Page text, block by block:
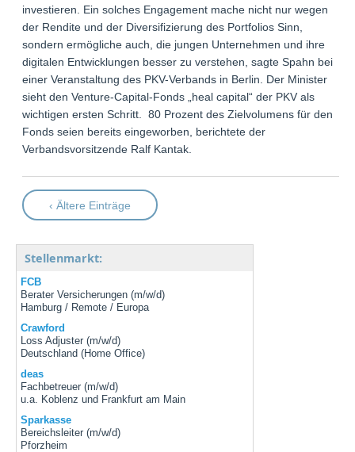
investieren. Ein solches Engagement mache nicht nur wegen
der Rendite und der Diversifizierung des Portfolios Sinn,
sondern ermögliche auch, die jungen Unternehmen und ihre
digitalen Entwicklungen besser zu verstehen, sagte Spahn bei
einer Veranstaltung des PKV-Verbands in Berlin. Der Minister
sieht den Venture-Capital-Fonds „heal capital“ der PKV als
wichtigen ersten Schritt. 80 Prozent des Zielvolumens für den
Fonds seien bereits eingeworben, berichtete der
Verbandsvorsitzende Ralf Kantak.
‹ Ältere Einträge
Stellenmarkt:
FCB
Berater Versicherungen (m/w/d)
Hamburg / Remote / Europa
Crawford
Loss Adjuster (m/w/d)
Deutschland (Home Office)
deas
Fachbetreuer (m/w/d)
u.a. Koblenz und Frankfurt am Main
Sparkasse
Bereichsleiter (m/w/d)
Pforzheim